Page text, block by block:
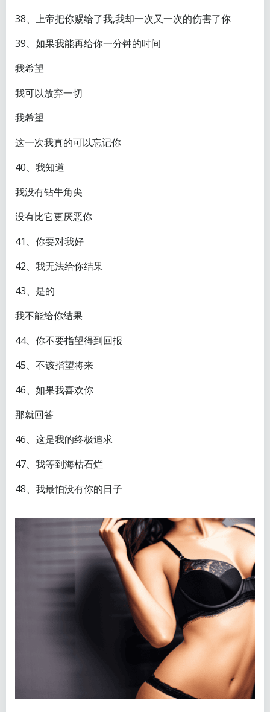
38、上帝把你赐给了我,我却一次又一次的伤害了你
39、如果我能再给你一分钟的时间
我希望
我可以放弃一切
我希望
这一次我真的可以忘记你
40、我知道
我没有钻牛角尖
没有比它更厌恶你
41、你要对我好
42、我无法给你结果
43、是的
我不能给你结果
44、你不要指望得到回报
45、不该指望将来
46、如果我喜欢你
那就回答
46、这是我的终极追求
47、我等到海枯石烂
48、我最怕没有你的日子